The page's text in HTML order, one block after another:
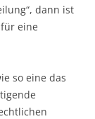
dann ist
eine
so eine das